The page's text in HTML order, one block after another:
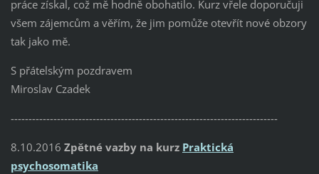
práce získal, což mě hodně obohatilo. Kurz vřele doporučuji
všem zájemcům a věřím, že jim pomůže otevřít nové obzory
tak jako mě.
S přátelským pozdravem
Miroslav Czadek
---------------------------------------------------------------------------
8.10.2016 Zpětné vazby na kurz Praktická
psychosomatika